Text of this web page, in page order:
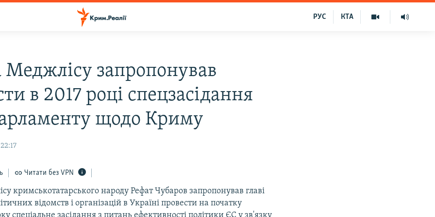
КТА
РУС
Меджлісу запропонував
в 2017 році спецзасідання
щодо Криму
Читати без VPN
кримськотатарського народу Рефат Чубаров запропонував главі
відомств і організацій в Україні провести на початку